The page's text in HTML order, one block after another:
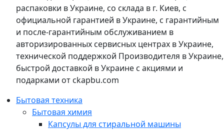
распаковки в Украине, со склада в г. Киев, с
официальной гарантией в Украине, с гарантийным
и после-гарантийным обслуживанием в
авторизированных сервисных центрах в Украине,
технической поддержкой Производителя в Украине,
быстрой доставкой в Украине с акциями и
подарками от ckapbu.com
Бытовая техника
Бытовая химия
Капсулы для стиральной машины